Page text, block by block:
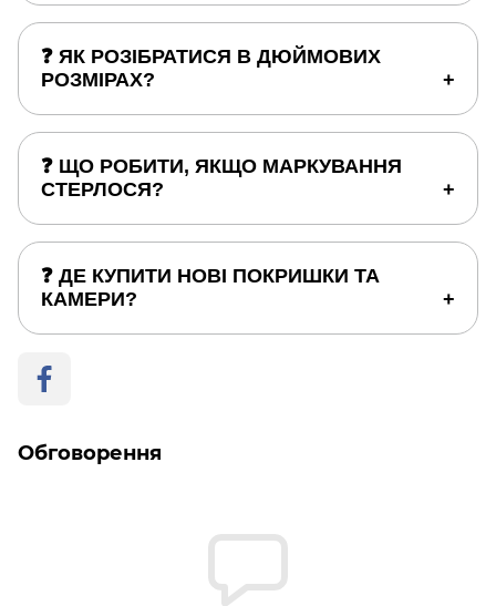
❓ ЯК РОЗІБРАТИСЯ В ДЮЙМОВИХ
РОЗМІРАХ?
❓ ЩО РОБИТИ, ЯКЩО МАРКУВАННЯ
СТЕРЛОСЯ?
❓ ДЕ КУПИТИ НОВІ ПОКРИШКИ ТА
КАМЕРИ?
Обговорення